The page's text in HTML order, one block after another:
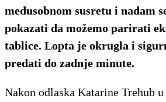
međusobnom susretu i nadam
pokazati da možemo parirati
tablice. Lopta je okrugla i
predati do zadnje minute.
Nakon odlaska Katarine Trehub